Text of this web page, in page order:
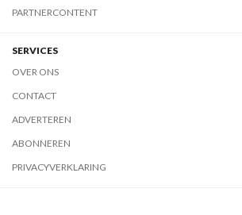
PARTNERCONTENT
SERVICES
OVER ONS
CONTACT
ADVERTEREN
ABONNEREN
PRIVACYVERKLARING